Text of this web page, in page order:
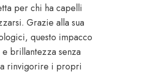
per chi ha capelli
Grazie alla sua
questo impacco
brillantezza senza
rinvigorire i propri